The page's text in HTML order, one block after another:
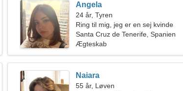
Angela
24 år, Tyren
Ring til mig, jeg er en sej kvinde
Santa Cruz de Tenerife, Spanien
Ægteskab
Naiara
55 år, Løven